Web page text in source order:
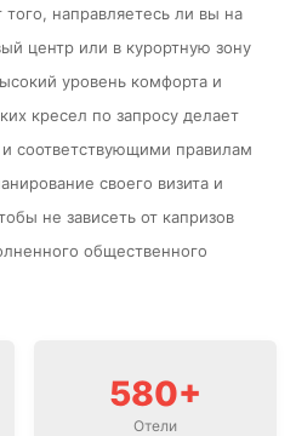
направляетесь ли вы на
центр или в курортную зону
уровень комфорта и
кресел по запросу делает
соответствующими правилам
своего визита и
не зависеть от капризов
общественного
580+
Отели